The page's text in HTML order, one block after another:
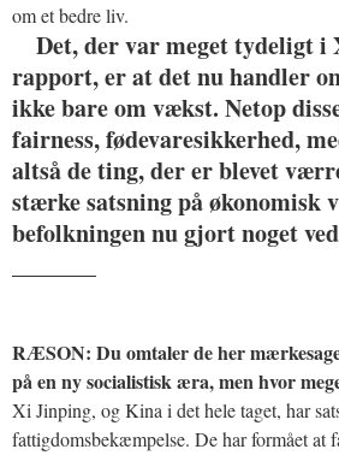
om et bedre liv.
Det, der var meget tydeligt i
rapport, er at det nu handler
ikke bare om vækst. Netop
fairness, fødevaresikkerhed,
altså de ting, der er blevet
stærke satsning på økonomisk
befolkningen nu gjort noget ved
RÆSON: Du omtaler de her
på en ny socialistisk æra, men hvor
Xi Jinping, og Kina i det hele taget, har
fattigdomsbekæmpelse. De har formået at